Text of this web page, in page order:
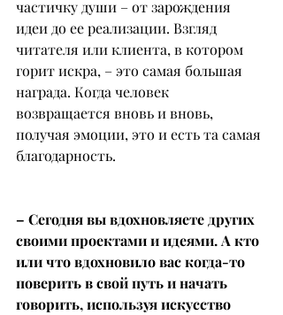
частичку души – от зарождения
идеи до ее реализации. Взгляд
читателя или клиента, в котором
горит искра, – это самая большая
награда. Когда человек
возвращается вновь и вновь,
получая эмоции, это и есть та самая
благодарность.
– Сегодня вы вдохновляете других
своими проектами и идеями. А кто
или что вдохновило вас когда-то
поверить в свой путь и начать
говорить, используя искусство